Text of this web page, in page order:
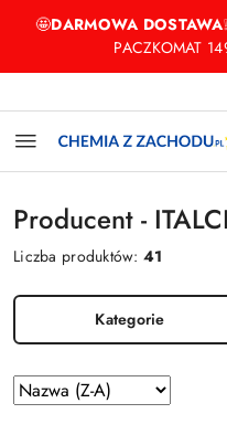
Przejdź do treści
Przejdź do
Przejdź do moje
Przejdź do menu
Przejdź do stopki
🤩DARMOWA DOSTAWA
PACZKOMAT
Producent -
Liczba produktów:41
Kategorie
Zastosowano
sortowanie:
Sortuj
według